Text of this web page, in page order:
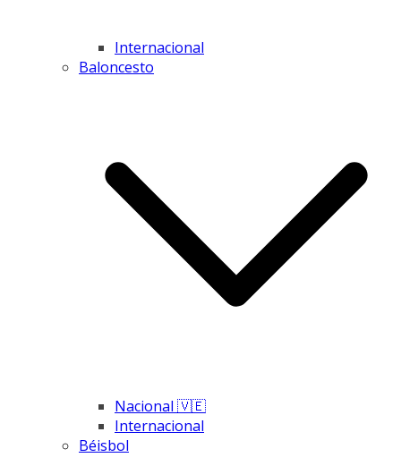
Internacional
Baloncesto
Nacional 🇻🇪
Internacional
Béisbol